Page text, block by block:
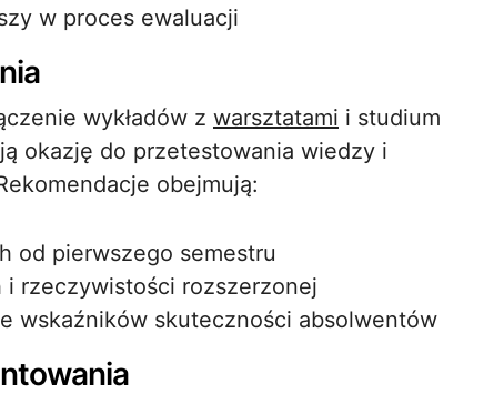
w proces ewaluacji
wykładów z warsztatami i studium
okazję do przetestowania wiedzy i
obejmują:
od pierwszego semestru
rzeczywistości rozszerzonej
wskaźników skuteczności absolwentów